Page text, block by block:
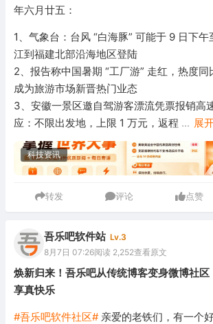
年六月廿五：
1、气象台：台风 “白海豚” 可能于 9 日下
江到福建北部沿海地区登陆
2、报告称中国暑期 “工厂游” 走红，热度同
成为旅游市场新晋热门业态
3、安徽一景区邀自驾游客漂流凭票报销高
应：不限出发地，上限 1 万元，返程 ... 展
科技资讯
转发 评论 点赞
吾乐吧软件站 Lv.3
8月7日 07:26阅读 2,252查看原文
焕新归来！吾乐吧从传统博客变身微博社
享真快乐
#吾乐吧软件社区#亲爱的老铁们，有一个